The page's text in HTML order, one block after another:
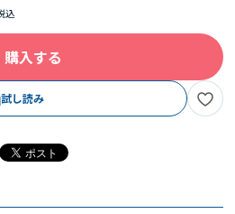
購入する
試し読み